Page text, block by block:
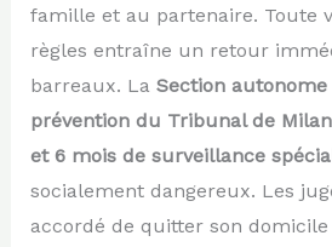
famille et au partenaire. Toute
règles entraîne un retour
barreaux. La Section
prévention du Tribunal de Milan
et 6 mois de surveillance
socialement dangereux. Les
accordé de quitter son